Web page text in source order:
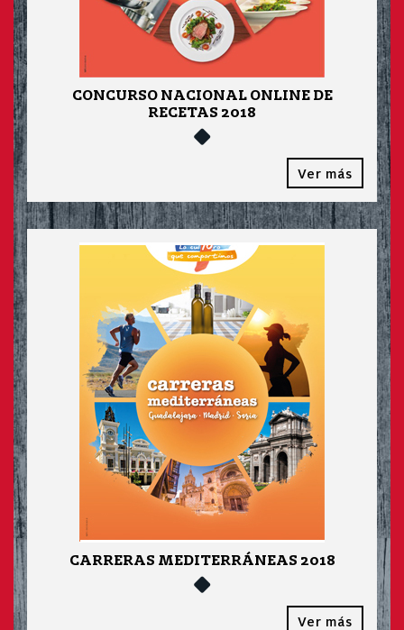
CONCURSO NACIONAL ONLINE DE
RECETAS 2018
Ver más
CARRERAS MEDITERRÁNEAS 2018
Ver más